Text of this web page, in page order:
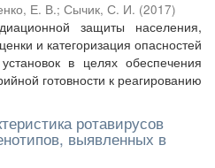
Е. В.; Сычик, С. И. (2017)
защиты населения,
и категоризация опасностей
в целях обеспечения
готовности к реагированию
ротавирусов
выявленных в